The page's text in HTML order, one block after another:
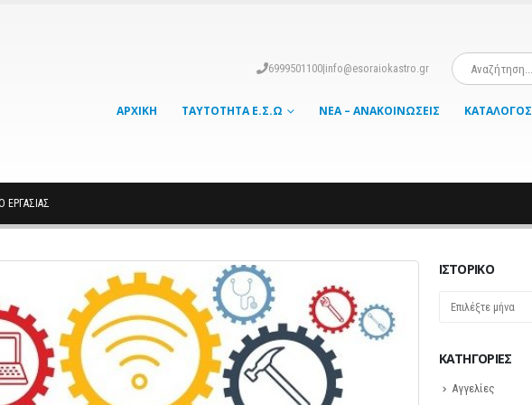
6999501100|info@esoraiokastro.gr
ΑΡΧΙΚΉ ΤΑΥΤΌΤΗΤΑ Ε.Σ.Ω ΝΈΑ – ΑΝΑΚΟΙΝΏΣΕΙΣ ΚΑΤΆΛΟΓΟΣ
ΕΡΓΑΣΊΑΣ
ΙΣΤΟΡΙΚΌ
Ιστορικό
KΑΤΗΓΟΡΊΕΣ
Αγγελίες